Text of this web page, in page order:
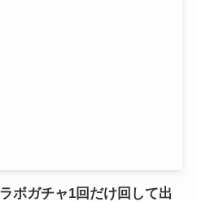
ボガチャ1回だけ回して出